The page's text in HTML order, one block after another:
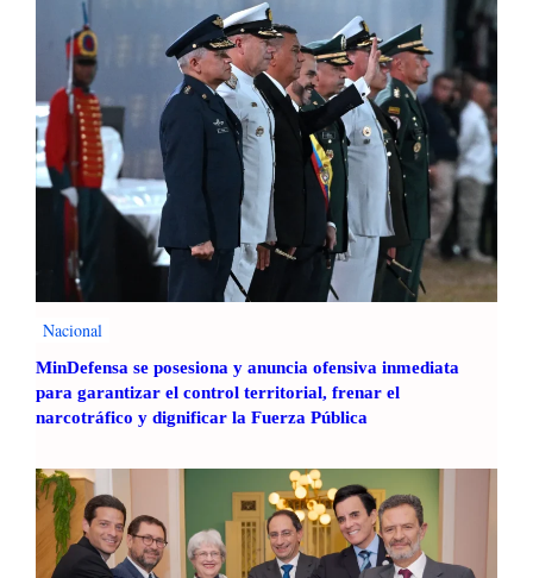
Nacional
MinDefensa se posesiona y anuncia ofensiva inmediata
para garantizar el control territorial, frenar el
narcotráfico y dignificar la Fuerza Pública